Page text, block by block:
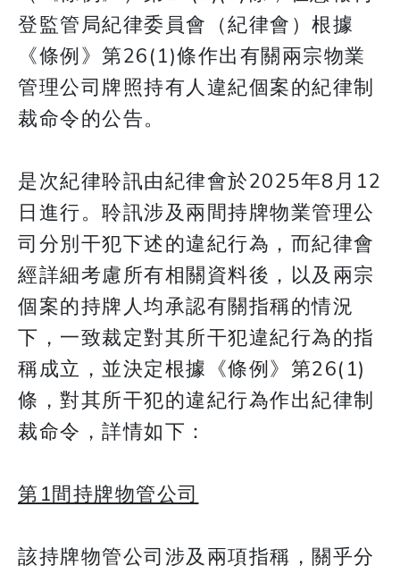
登監管局紀律委員會（紀律會）根據
《條例》第26(1)條作出有關兩宗物業
管理公司牌照持有人違紀個案的紀律制
裁命令的公告。
是次紀律聆訊由紀律會於2025年8月12
日進行。聆訊涉及兩間持牌物業管理公
司分別干犯下述的違紀行為，而紀律會
經詳細考慮所有相關資料後，以及兩宗
個案的持牌人均承認有關指稱的情況
下，一致裁定對其所干犯違紀行為的指
稱成立，並決定根據《條例》第26(1)
條，對其所干犯的違紀行為作出紀律制
裁命令，詳情如下：
第1間持牌物管公司
該持牌物管公司涉及兩項指稱，關乎分